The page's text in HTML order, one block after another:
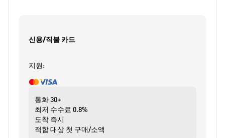
신용/직불 카드
지원:
통화30+
최저 수수료 0.8%
도착 즉시
적합 대상 첫 구매/소액